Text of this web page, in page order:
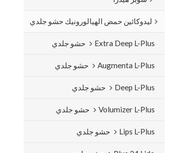
ليدوكائين حمض الهيالورونيك حشو جلدي
Extra Deep L-Plus حشو جلدي
Augmenta L-Plus حشو جلدي
Deep L-Plus حشو جلدي
Volumizer L-Plus حشو جلدي
Lips L-Plus حشو جلدي